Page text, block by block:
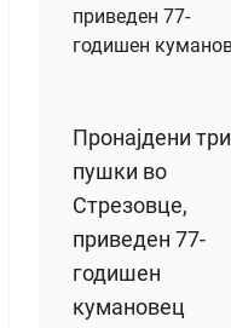
Пронајдени три
пушки во
Стрезовце,
приведен 77-
годишен
кумановец